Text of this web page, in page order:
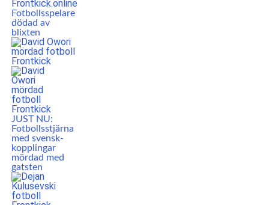
Fotbollsspelare
dödad av
blixten
JUST NU:
Fotbollsstjärna
med svensk-
kopplingar
mördad med
gatsten